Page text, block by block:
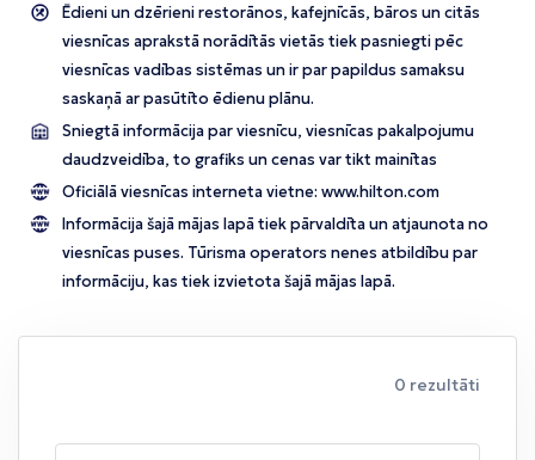
Ēdieni un dzērieni restorānos, kafejnīcās, bāros un citās
viesnīcas aprakstā norādītās vietās tiek pasniegti pēc
viesnīcas vadības sistēmas un ir par papildus samaksu
saskaņā ar pasūtīto ēdienu plānu.
Sniegtā informācija par viesnīcu, viesnīcas pakalpojumu
daudzveidība, to grafiks un cenas var tikt mainītas
Oficiālā viesnīcas interneta vietne: www.hilton.com
Informācija šajā mājas lapā tiek pārvaldīta un atjaunota no
viesnīcas puses. Tūrisma operators nenes atbildību par
informāciju, kas tiek izvietota šajā mājas lapā.
0 rezultāti